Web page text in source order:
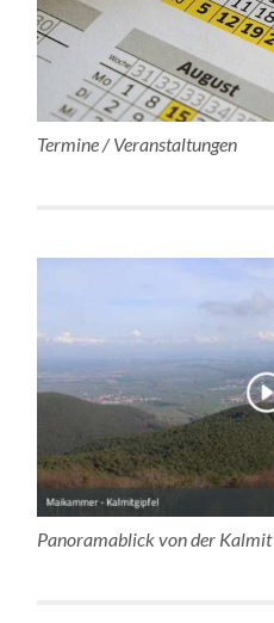
Termine / Veranstaltungen
Panoramablick von der Kalmit